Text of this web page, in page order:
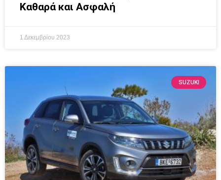
Καθαρά και Ασφαλή
1 Δεκεμβρίου 2023
SUZUKI